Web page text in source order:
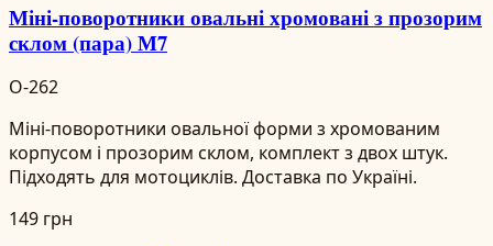
Міні-поворотники овальні хромовані з прозорим
склом (пара) М7
O-262
Міні-поворотники овальної форми з хромованим
корпусом і прозорим склом, комплект з двох штук.
Підходять для мотоциклів. Доставка по Україні.
149 грн